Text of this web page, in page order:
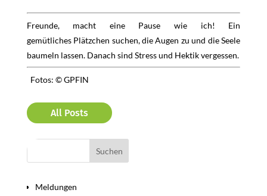
Freunde, macht eine Pause wie ich! Ein
gemütliches Plätzchen suchen, die Augen zu und die Seele
baumeln lassen. Danach sind Stress und Hektik vergessen.
Fotos: © GPFIN
All Posts
Meldungen